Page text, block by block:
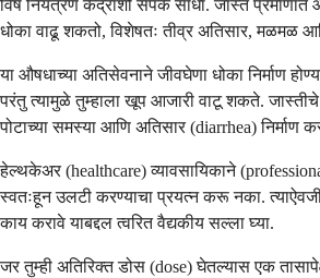
विष नियंत्रण केंद्राशी संपर्क साधा. जास्त प्रमाणात
धोका वाढू शकतो, विशेषतः तीव्र अतिसार, मळमळ
या औषधाच्या अतिसेवनाने जीवघेणा धोका निर्माण
परंतु त्यामुळे तुम्हाला खूप आजारी वाटू शकते.
पोटाच्या समस्या आणि अतिसार (diarrhea)
हेल्थकेअर (healthcare) व्यावसायिकाने
स्वतःहून उलटी करण्याचा प्रयत्न करू नका.
काय करावे याबद्दल त्वरित वैद्यकीय सल्ला घ्या.
जर तुम्ही अतिरिक्त डोस (dose) घेतल्यास एक